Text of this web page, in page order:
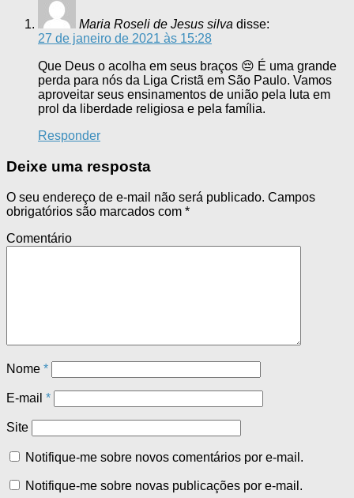
Maria Roseli de Jesus silva disse:
27 de janeiro de 2021 às 15:28
Que Deus o acolha em seus braços 😔 É uma grande
perda para nós da Liga Cristã em São Paulo. Vamos
aproveitar seus ensinamentos de união pela luta em
prol da liberdade religiosa e pela família.
Responder
Deixe uma resposta
O seu endereço de e-mail não será publicado. Campos
obrigatórios são marcados com *
Comentário
Nome *
E-mail *
Site
Notifique-me sobre novos comentários por e-mail.
Notifique-me sobre novas publicações por e-mail.